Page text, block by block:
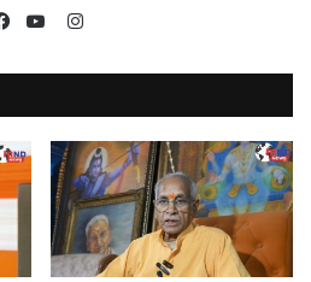
Instagram